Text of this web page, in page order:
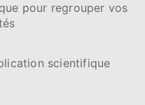
pour regrouper vos
scientifique